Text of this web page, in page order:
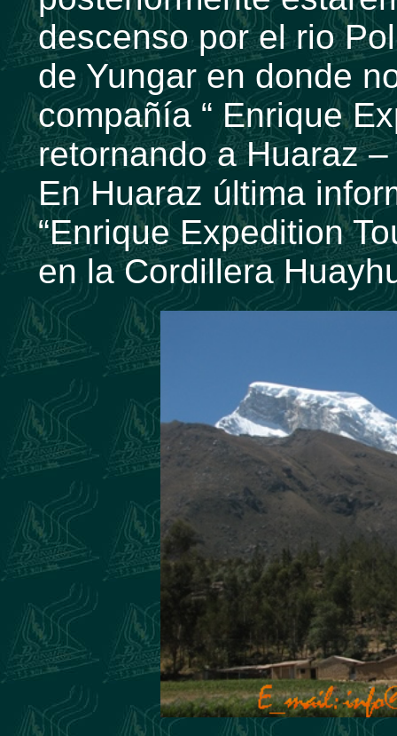
descenso por el rio
de Yungar en donde
compañía “ Enrique
retornando a Huaraz
En Huaraz última
“Enrique Expedition
en la Cordillera